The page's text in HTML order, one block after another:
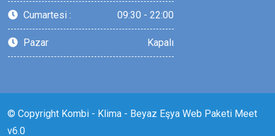
Cumartesi : 09:30 - 22:00
Pazar Kapalı
© Copyright Kombi - Klima - Beyaz Eşya Web Paketi Meet
v6.0